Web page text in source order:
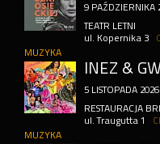
9 PAŹDZIERNIKA
TEATR LETNI
ul. Kopernika 3
MUZYKA
5 LISTOPADA 2026
RESTAURACJA
ul. Traugutta 1
MUZYKA